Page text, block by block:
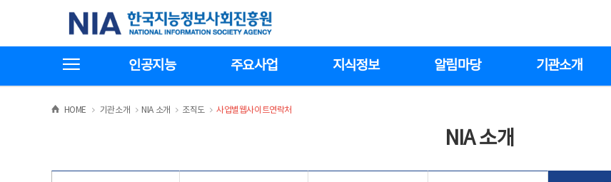
기
한국지능정보사회진흥원
인공지능 주요사업 지식정보 알림마당 기관소개
HOME >
기관소개 >NIA 소개 >
조직도 >
사업별웹사이트연락처
NIA 소개